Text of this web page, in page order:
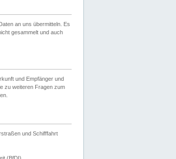
an uns übermitteln. Es
gesammelt und auch
und Empfänger und
zu weiteren Fragen zum
und Schifffahrt